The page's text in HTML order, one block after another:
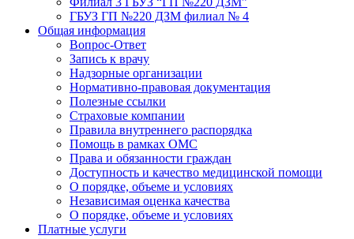
ГБУЗ ГП №220 ДЗМ филиал № 4
Общая информация
Вопрос-Ответ
Запись к врачу
Надзорные организации
Нормативно-правовая документация
Полезные ссылки
Страховые компании
Правила внутреннего распорядка
Помощь в рамках ОМС
Права и обязанности граждан
Доступность и качество медицинской помощи
О порядке, объеме и условиях
Независимая оценка качества
О порядке, объеме и условиях
Платные услуги